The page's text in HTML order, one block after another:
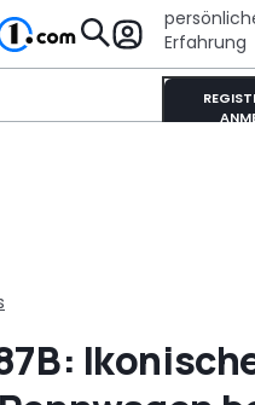
Erfahrung